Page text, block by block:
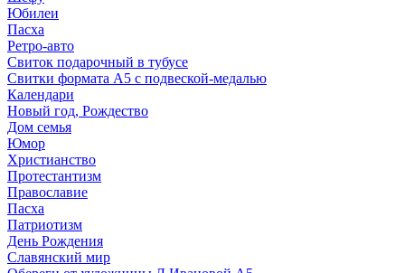
Юбилеи
Пасха
Ретро-авто
Свиток подарочный в тубусе
Свитки формата А5 с подвеской-медалью
Календари
Новый год, Рождество
Дом семья
Юмор
Христианство
Протестантизм
Православие
Пасха
Патриотизм
День Рождения
Славянский мир